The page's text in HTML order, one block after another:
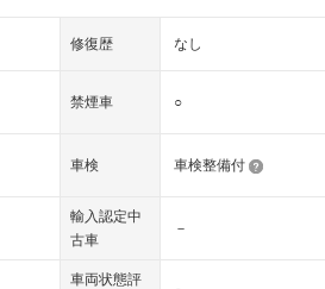
修復歴 なし
禁煙車 ○
車検 車検整備付
輸入認定中
古車
－
車両状態評